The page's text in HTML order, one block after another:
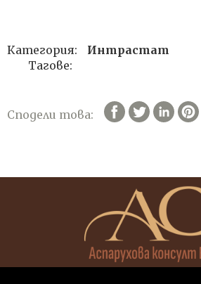
Категория:
Интрастат
Тагове:
Сподели това: